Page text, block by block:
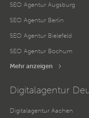
SEO Agentur Augsburg
SEO Agentur Berlin
SEO Agentur Bielefeld
SEO Agentur Bochum
Mehr anzeigen
Digitalagentur
Digitalagentur Aachen